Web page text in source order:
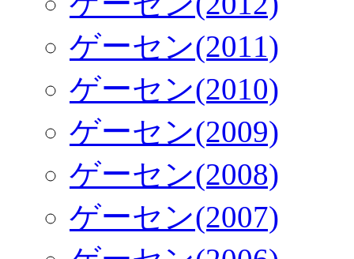
ゲーセン(2011)
ゲーセン(2010)
ゲーセン(2009)
ゲーセン(2008)
ゲーセン(2007)